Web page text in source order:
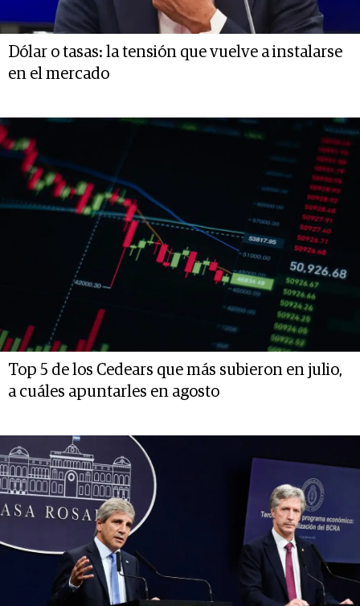
Dólar o tasas: la tensión que vuelve a instalarse
en el mercado
Top 5 de los Cedears que más subieron en julio,
a cuáles apuntarles en agosto